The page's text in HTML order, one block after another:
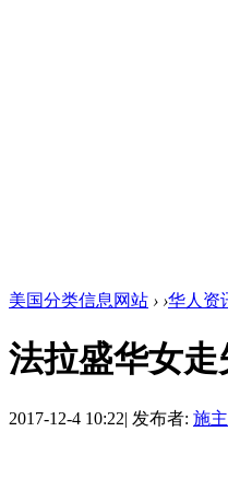
美国分类信息网站 › ›华人资
法拉盛华女
2017-12-4 10:22| 发布者: 施主